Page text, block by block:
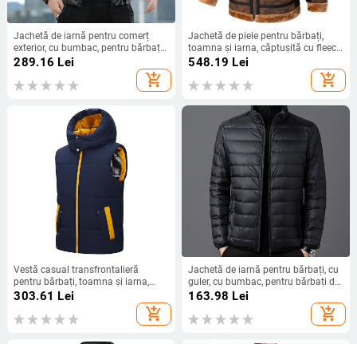
Jachetă de iarnă pentru comerț
exterior, cu bumbac, pentru bărbați,
cu glugă, jachetă strălucitoare, cu
bumbac, modă coreeană, jachetă
scurtă cu bumbac, haină
289.16 Lei
add_shopping_cart
Jachetă de piele pentru bărbați,
toamna și iarna, căptușită cu fleece,
blană îngroșată, jachetă de piele
pentru bărbați, haină casual de
afaceri pentru bărbați, 2024
548.19 Lei
add_shopping_cart
Vestă casual transfrontalieră
pentru bărbați, toamna și iarna,
vestă nouă, vrac, îmbrăcăminte
exterioară, la modă, brand, bumbac,
îngroșat, cald, jachetă pentru
303.61 Lei
add_shopping_cart
Jachetă de iarnă pentru bărbați, cu
guler, cu bumbac, pentru bărbați de
vârstă mijlocie și tineri, cu guler, en-
gros, cu pene ușoare, pentru comerț
exterior exterior
163.98 Lei
add_shopping_cart